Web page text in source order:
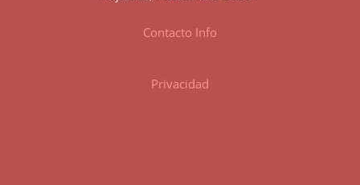
Contacto Info
Privacidad